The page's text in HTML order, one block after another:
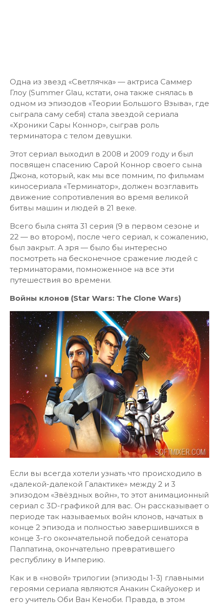
Одна из звезд «Светлячка» — актриса Саммер
Глоу (Summer Glau, кстати, она также снялась в
одном из эпизодов «Теории Большого Взыва», где
сыграла саму себя) стала звездой сериала
«Хроники Сары Коннор», сыграв роль
терминатора с телом девушки.
Этот сериал выходил в 2008 и 2009 году и был
посвящен спасению Сарой Коннор своего сына
Джона, который, как мы все помним, по фильмам
киносериала «Терминатор», должен возглавить
движение сопротивления во время великой
битвы машин и людей в 21 веке.
Всего была снята 31 серия (9 в первом сезоне и
22 — во втором), после чего сериал, к сожалению,
был закрыт. А зря — было бы интересно
посмотреть на бесконечное сражение людей с
терминаторами, помноженное на все эти
путешествия во времени.
Войны клонов (Star Wars: The Clone Wars)
Если вы всегда хотели узнать что происходило в
«далекой-далекой Галактике» между 2 и 3
эпизодом «Звёздных войн», то этот анимационный
сериал с 3D-графикой для вас. Он рассказывает о
периоде так называемых войн клонов, начатых в
конце 2 эпизода и полностью завершившихся в
конце 3-го окончательной победой сенатора
Палпатина, окончательно превратившего
республику в Империю.
Как и в «новой» трилогии (эпизоды 1-3) главными
героями сериала являются Анакин Скайуокер и
его учитель Оби Ван Кеноби. Правда, в этом